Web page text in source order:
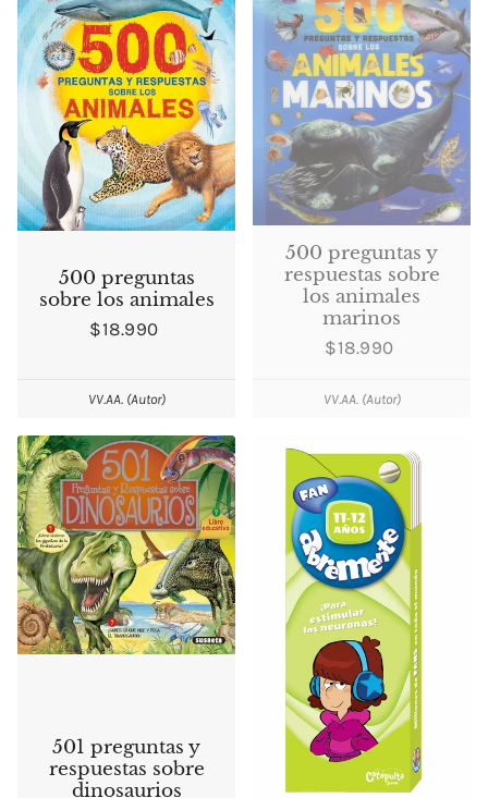
500 preguntas
sobre los animales
$18.990
VV.AA. (Autor)
500 preguntas y
respuestas sobre
los animales
marinos
$18.990
VV.AA. (Autor)
501 preguntas y
respuestas sobre
dinosaurios